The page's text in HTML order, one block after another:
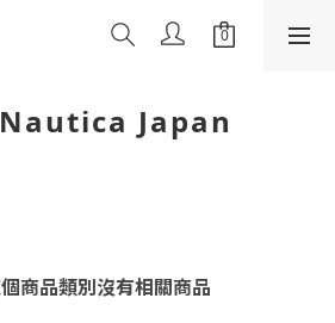
Japan
商品類別沒有相關商品